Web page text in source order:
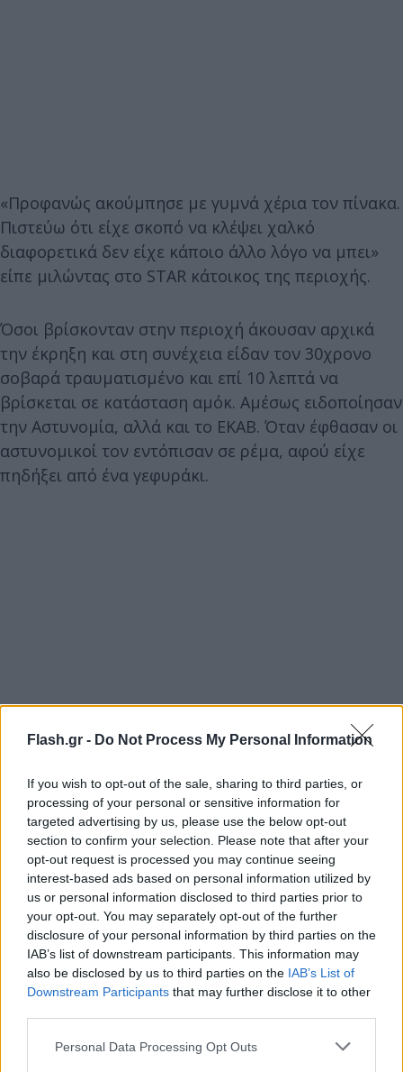
Flash.gr - Do Not Process My Personal Information
If you wish to opt-out of the sale, sharing to third parties, or
processing of your personal or sensitive information for
targeted advertising by us, please use the below opt-out
section to confirm your selection. Please note that after your
opt-out request is processed you may continue seeing
interest-based ads based on personal information utilized by
us or personal information disclosed to third parties prior to
your opt-out. You may separately opt-out of the further
disclosure of your personal information by third parties on the
IAB’s list of downstream participants. This information may
also be disclosed by us to third parties on the IAB’s List of
Downstream Participants that may further disclose it to other
Please note that this website/app uses one or more Google
Personal Data Processing Opt Outs
«Προφανώς ακούμπησε με γυμνά χέρια τον πίνακα.
Πιστεύω ότι είχε σκοπό να κλέψει χαλκό
διαφορετικά δεν είχε κάποιο άλλο λόγο να μπει»
είπε μιλώντας στο STAR κάτοικος της περιοχής.
Όσοι βρίσκονταν στην περιοχή άκουσαν αρχικά
την έκρηξη και στη συνέχεια είδαν τον 30χρονο
σοβαρά τραυματισμένο και επί 10 λεπτά να
βρίσκεται σε κατάσταση αμόκ. Αμέσως ειδοποίησαν
την Αστυνομία, αλλά και το ΕΚΑΒ. Όταν έφθασαν οι
αστυνομικοί τον εντόπισαν σε ρέμα, αφού είχε
πηδήξει από ένα γεφυράκι.